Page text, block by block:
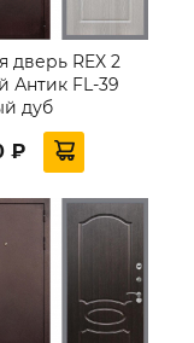
дверь REX 2
Антик FL-39
дуб
₽